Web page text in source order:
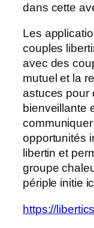
dans cette
Les
couples
avec des
mutuel et la
astuces pour
bienveillante
opportunités
libertin et
groupe
périple initie
https://